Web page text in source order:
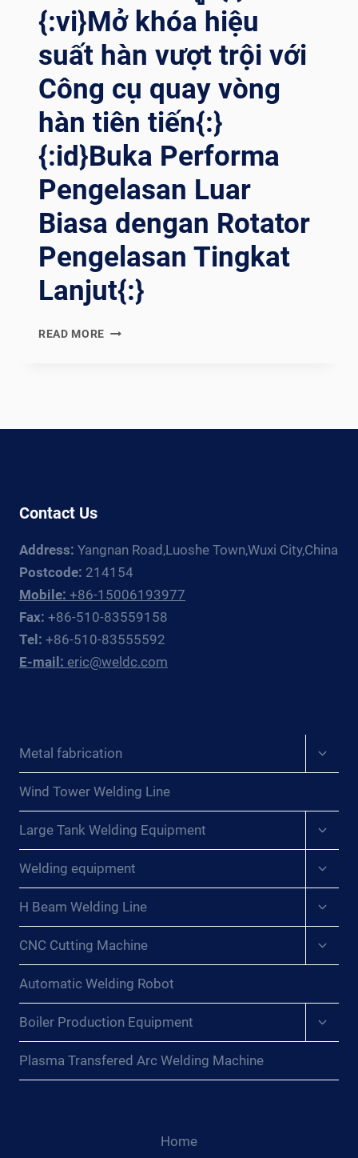
{:vi}Mở khóa hiệu
suất hàn vượt trội với
Công cụ quay vòng
hàn tiên tiến{:}
{:id}Buka Performa
Pengelasan Luar
Biasa dengan Rotator
Pengelasan Tingkat
Lanjut{:}
READ MORE {:EN}UNLOCK
SOLDADURA
EXCEPCIONAL
CON
DE
SOLDADURA
AVANZADOS{:}
T FO
RTSCHRITTLICHEN SC
HWEISSROTATOREN FRE
I{:}{:F
R}DÉBLOQUEZ DES
FORMANCES DE
DAGE EXC
C LES
SOU
NCÉS{:}{:R
РОЙТЕ ИСК
ЛЮЧИТЕЛЬНЫЕ СВА
Contact Us
Address: Yangnan Road,Luoshe Town,Wuxi City,China
Postcode: 214154
Mobile: +86-15006193977
Fax: +86-510-83559158
Tel: +86-510-83555592
E-mail: eric@weldc.com
Metal fabrication
Wind Tower Welding Line
Large Tank Welding Equipment
Welding equipment
H Beam Welding Line
CNC Cutting Machine
Automatic Welding Robot
Boiler Production Equipment
Plasma Transfered Arc Welding Machine
Home